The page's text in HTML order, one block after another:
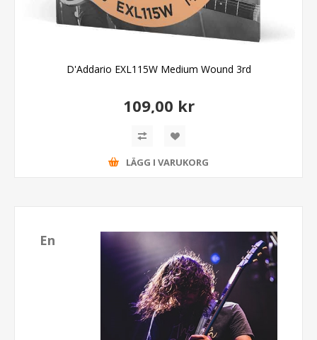
D'Addario EXL115W Medium Wound 3rd
109,00 kr
LÄGG I VARUKORG
En